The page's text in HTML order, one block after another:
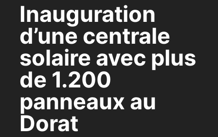
Inauguration
d’une centrale
solaire avec plus
de 1.200
panneaux au
Dorat